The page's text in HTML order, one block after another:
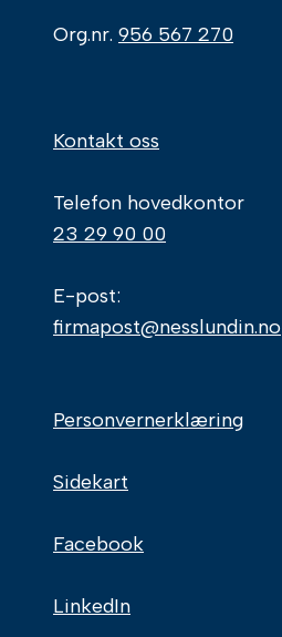
Org.nr. 956 567 270
Kontakt oss
Telefon hovedkontor
23 29 90 00
E-post:
firmapost@nesslundin.no
Personvernerklæring
Sidekart
Facebook
LinkedIn